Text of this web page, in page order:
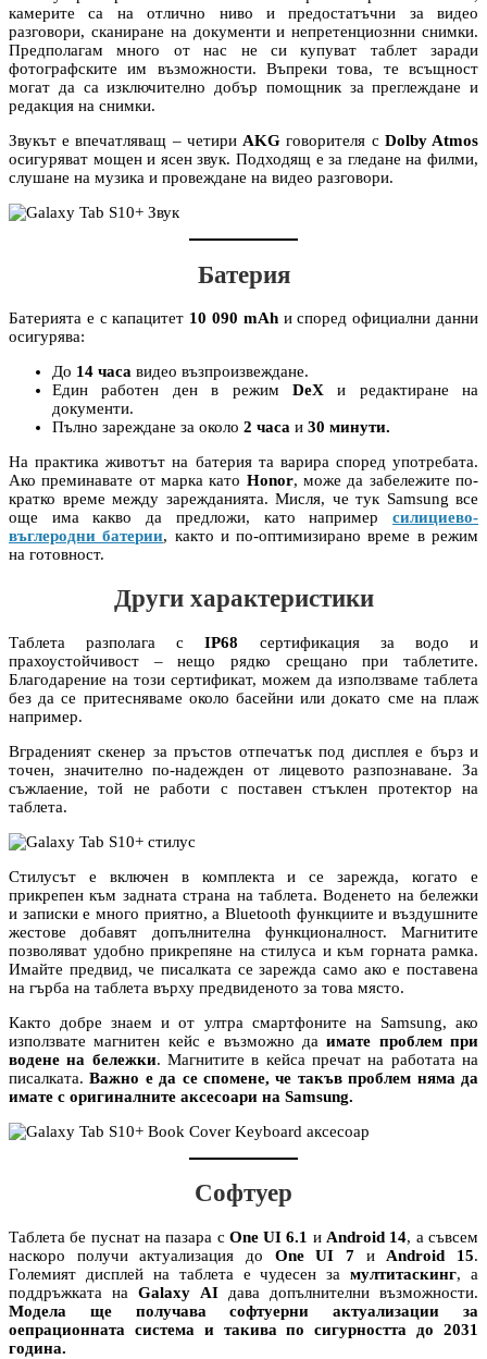
камерите са на отлично ниво и предостатъчни за видео
разговори, сканиране на документи и непретенциознни снимки.
Предполагам много от нас не си купуват таблет заради
фотографските им възможности. Въпреки това, те всъщност
могат да са изключително добър помощник за преглеждане и
редакция на снимки.
Звукът е впечатляващ – четири AKGговорителя с Dolby Atmos
осигуряват мощен и ясен звук. Подходящ е за гледане на филми,
слушане на музика и провеждане на видео разговори.
Батерия
Батерията е с капацитет 10 090 mAhи според официални данни
осигурява:
До 14 часа видео възпроизвеждане.
Един работен ден в режим DeXи редактиране на
документи.
Пълно зареждане за около 2 часа и 30 минути.
На практика животът на батерия та варира според употребата.
Ако преминавате от марка като Honor, може да забележите по-
кратко време между зарежданията. Мисля, че тук Samsung все
още има какво да предложи, като например силициево-
въглеродни батерии, както и по-оптимизирано време в режим
на готовност.
Други характеристики
Таблета разполага сIP68 сертификация за водо и
прахоустойчивост – нещо рядко срещано при таблетите.
Благодарение на този сертификат, можем да използваме таблета
без да се притесняваме около басейни или докато сме на плаж
например.
Вграденият скенер за пръстов отпечатък под дисплея е бърз и
точен, значително по-надежден от лицевото разпознаване. За
съжлаение, той не работи с поставен стъклен протектор на
таблета.
Стилусът е включен в комплекта и се зарежда, когато е
прикрепен към задната страна на таблета. Воденето на бележки
и записки е много приятно, а Bluetooth функциите и въздушните
жестове добавят допълнителна функционалност. Магнитите
позволяват удобно прикрепяне на стилуса и към горната рамка.
Имайте предвид, че писалката се зарежда само ако е поставена
на гърба на таблета върху предвиденото за това място.
Както добре знаем и от ултра смартфоните на Samsung, ако
използвате магнитен кейс е възможно даимате проблем при
водене на бележки. Магнитите в кейса пречат на работата на
писалката.Важно е да се спомене, че такъв проблем няма да
имате с оригиналните аксесоари на Samsung.
Софтуер
Таблета бе пуснат на пазара с One UI 6.1 и Android 14, а съвсем
наскоро получи актуализация до One UI 7 и Android 15.
Големият дисплей на таблета е чудесен замултитаскинг, а
поддръжката наGalaxy AIдава допълнителни възможности.
Модела ще получава софтуерни актуализации за
оепрационната система и такива по сигурността до 2031
година.